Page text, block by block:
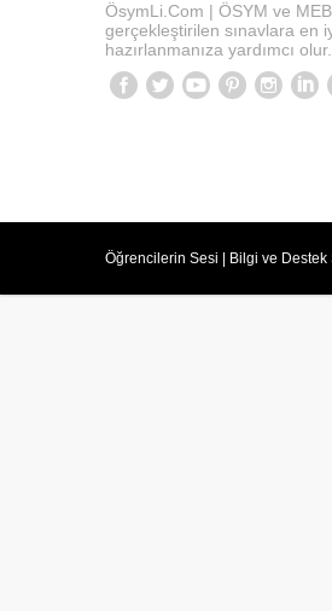
ÖsymLi.Com | ÖSYM ve
gerçekleştirilen sınavlara en
hazırlanmanıza yardımcı olur.
Öğrencilerin Sesi | Bilgi ve